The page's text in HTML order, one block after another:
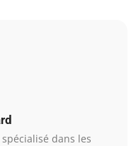
dans les